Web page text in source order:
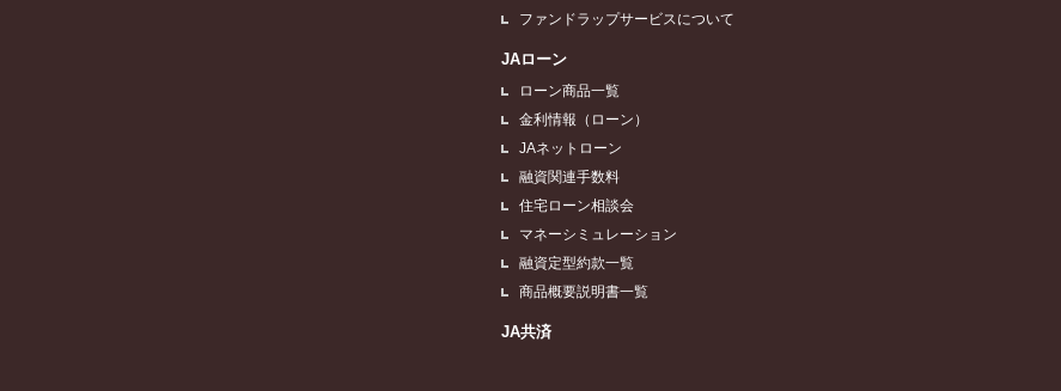
ファンドラップサービスについて
JAローン
ローン商品一覧
金利情報（ローン）
JAネットローン
融資関連手数料
住宅ローン相談会
マネーシミュレーション
融資定型約款一覧
商品概要説明書一覧
JA共済